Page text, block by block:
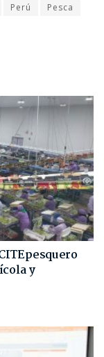
Perú
Pesca
y